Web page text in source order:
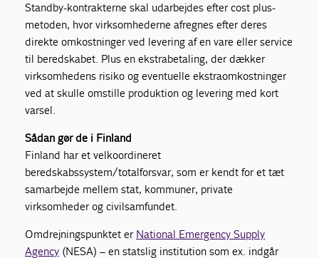
Standby-kontrakterne skal udarbejdes efter cost plus-
metoden, hvor virksomhederne afregnes efter deres
direkte omkostninger ved levering af en vare eller service
til beredskabet. Plus en ekstrabetaling, der dækker
virksomhedens risiko og eventuelle ekstraomkostninger
ved at skulle omstille produktion og levering med kort
varsel.
Sådan gør de i Finland
Finland har et velkoordineret
beredskabssystem/totalforsvar, som er kendt for et tæt
samarbejde mellem stat, kommuner, private
virksomheder og civilsamfundet.
Omdrejningspunktet er National Emergency Supply
Agency (NESA) – en statslig institution som ex. indgår